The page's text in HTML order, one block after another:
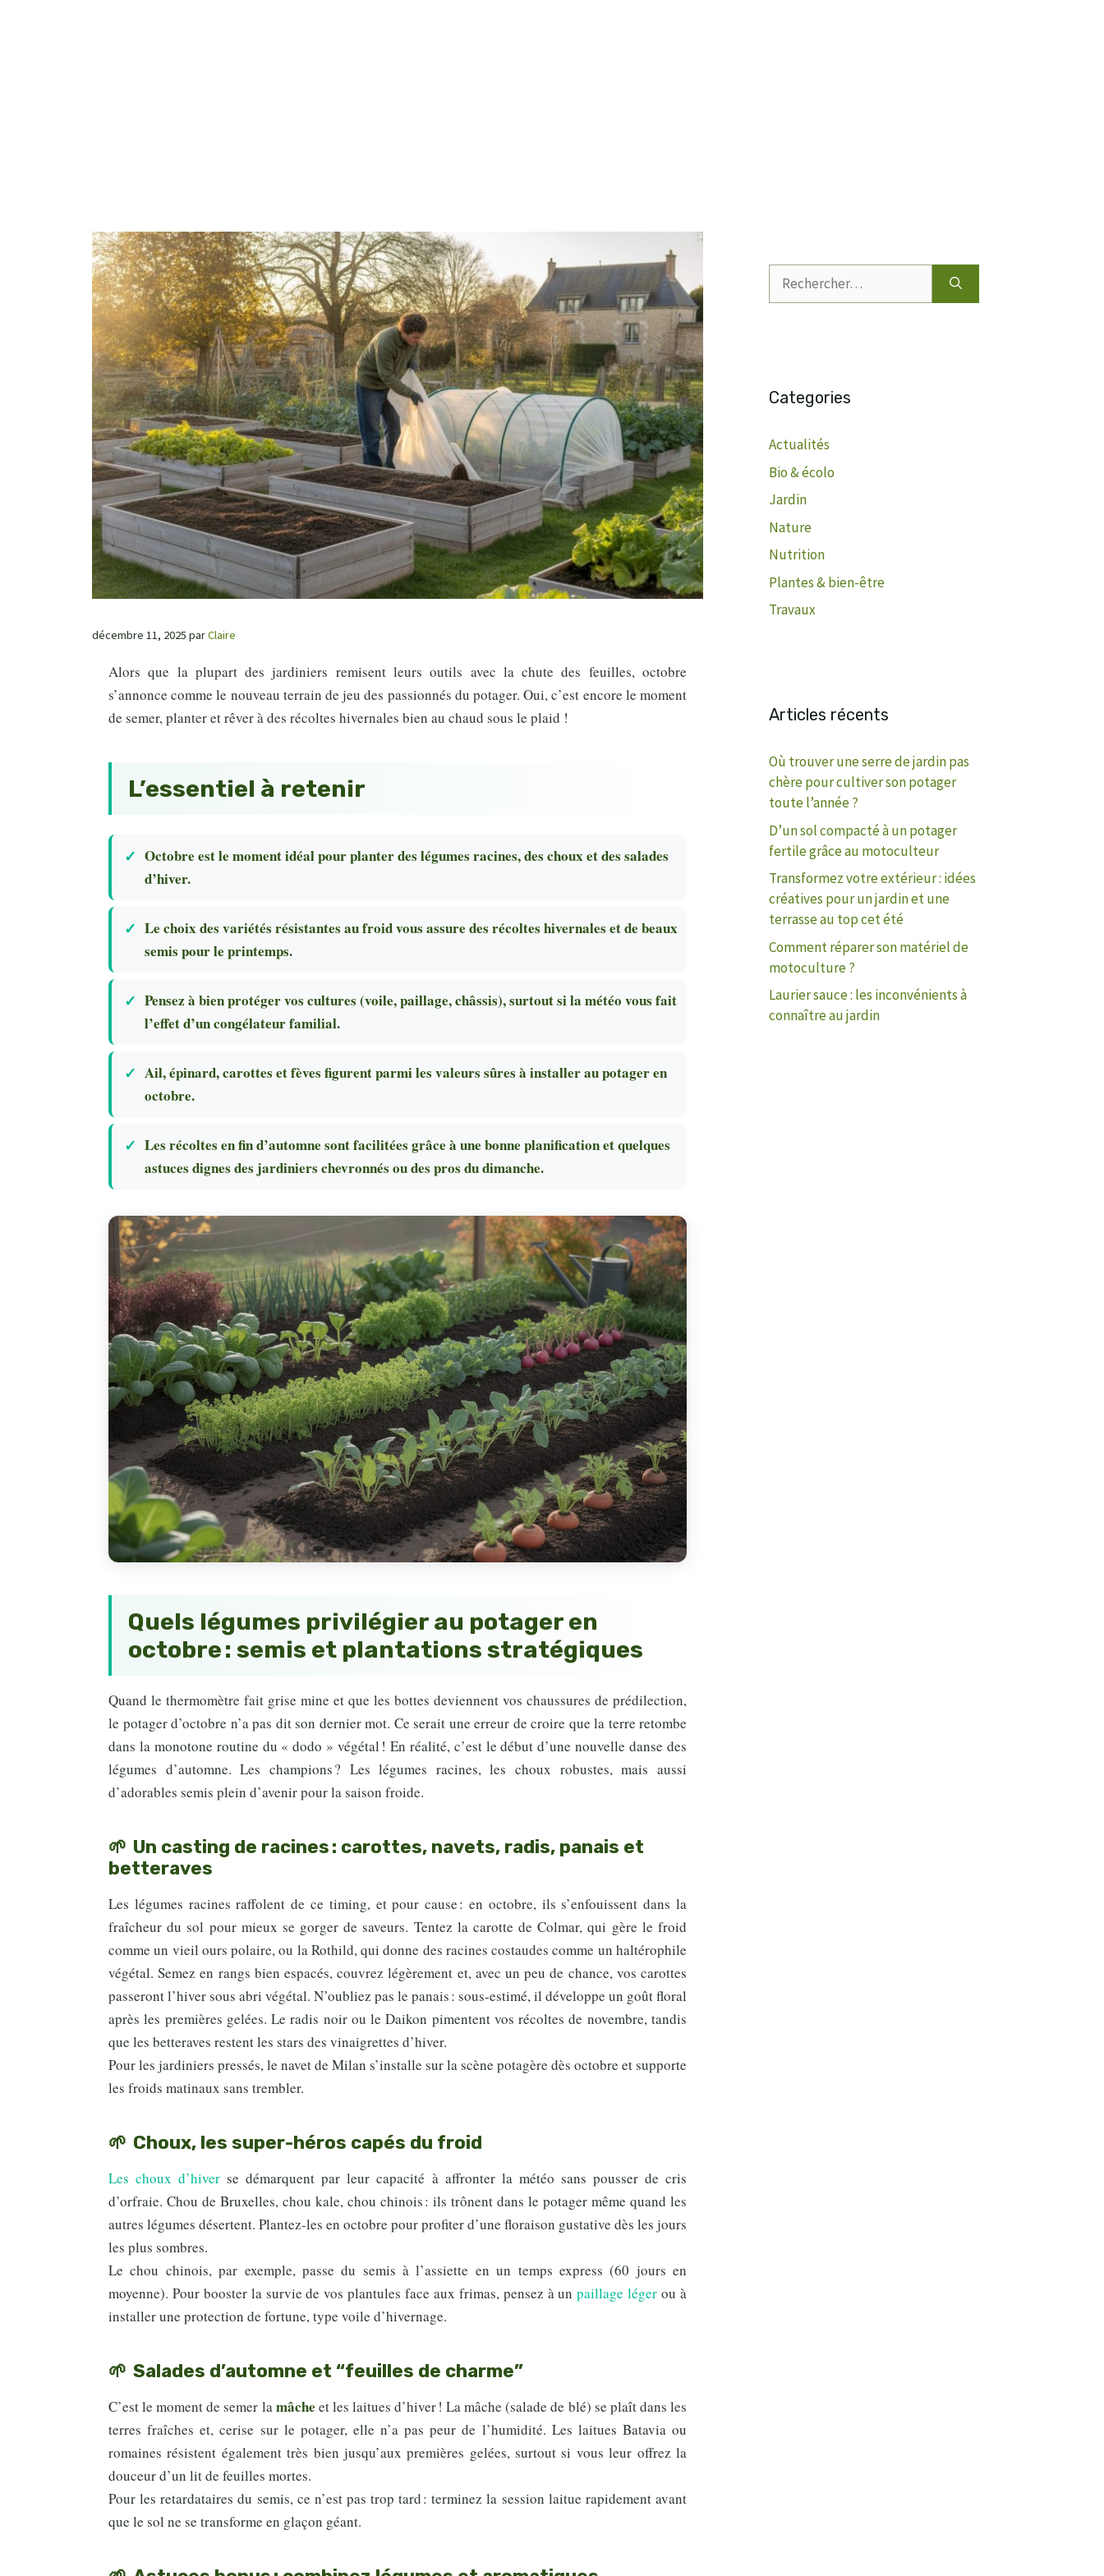
décembre 11, 2025 parClaire
Alors que la plupart des jardiniers remisent leurs outils avec la chute des feuilles, octobre
s’annonce comme le nouveau terrain de jeu des passionnés du potager. Oui, c’est encore le moment
de semer, planter et rêver à des récoltes hivernales bien au chaud sous le plaid !
L’essentiel à retenir
Octobre est le moment idéal pour planter des légumes racines, des choux et des salades
d’hiver.
Le choix des variétés résistantes au froid vous assure des récoltes hivernales et de beaux
semis pour le printemps.
Pensez à bien protéger vos cultures (voile, paillage, châssis), surtout si la météo vous fait
l’effet d’un congélateur familial.
Ail, épinard, carottes et fèves figurent parmi les valeurs sûres à installer au potager en
octobre.
Les récoltes en fin d’automne sont facilitées grâce à une bonne planification et quelques
astuces dignes des jardiniers chevronnés ou des pros du dimanche.
Quels légumes privilégier au potager en
octobre : semis et plantations stratégiques
Quand le thermomètre fait grise mine et que les bottes deviennent vos chaussures de prédilection,
le potager d’octobre n’a pas dit son dernier mot. Ce serait une erreur de croire que la terre retombe
dans la monotone routine du « dodo » végétal ! En réalité, c’est le début d’une nouvelle danse des
légumes d’automne. Les champions ? Les légumes racines, les choux robustes, mais aussi
d’adorables semis plein d’avenir pour la saison froide.
Un casting de racines : carottes, navets, radis, panais et
betteraves
Les légumes racines raffolent de ce timing, et pour cause : en octobre, ils s’enfouissent dans la
fraîcheur du sol pour mieux se gorger de saveurs. Tentez la carotte de Colmar, qui gère le froid
comme un vieil ours polaire, ou la Rothild, qui donne des racines costaudes comme un haltérophile
végétal. Semez en rangs bien espacés, couvrez légèrement et, avec un peu de chance, vos carottes
passeront l’hiver sous abri végétal. N’oubliez pas le panais : sous-estimé, il développe un goût floral
après les premières gelées. Le radis noir ou le Daikon pimentent vos récoltes de novembre, tandis
que les betteraves restent les stars des vinaigrettes d’hiver.
Pour les jardiniers pressés, le navet de Milan s’installe sur la scène potagère dès octobre et supporte
les froids matinaux sans trembler.
Choux, les super-héros capés du froid
Les choux d’hiver se démarquent par leur capacité à affronter la météo sans pousser de cris
d’orfraie. Chou de Bruxelles, chou kale, chou chinois : ils trônent dans le potager même quand les
autres légumes désertent. Plantez-les en octobre pour profiter d’une floraison gustative dès les jours
les plus sombres.
Le chou chinois, par exemple, passe du semis à l’assiette en un temps express (60 jours en
moyenne). Pour booster la survie de vos plantules face aux frimas, pensez à unpaillage léger ou à
installer une protection de fortune, type voile d’hivernage.
Salades d’automne et “feuilles de charme”
C’est le moment de semer lamâche et les laitues d’hiver ! La mâche (salade de blé) se plaît dans les
terres fraîches et, cerise sur le potager, elle n’a pas peur de l’humidité. Les laitues Batavia ou
romaines résistent également très bien jusqu’aux premières gelées, surtout si vous leur offrez la
douceur d’un lit de feuilles mortes.
Pour les retardataires du semis, ce n’est pas trop tard : terminez la session laitue rapidement avant
que le sol ne se transforme en glaçon géant.
Rechercher :
Categories
Actualités
Bio & écolo
Jardin
Nature
Nutrition
Plantes & bien-être
Travaux
Articles récents
Où trouver une serre de jardin pas
chère pour cultiver son potager
toute l’année ?
D’un sol compacté à un potager
fertile grâce au motoculteur
Transformez votre extérieur : idées
créatives pour un jardin et une
terrasse au top cet été
Comment réparer son matériel de
motoculture ?
Laurier sauce : les inconvénients à
connaître au jardin